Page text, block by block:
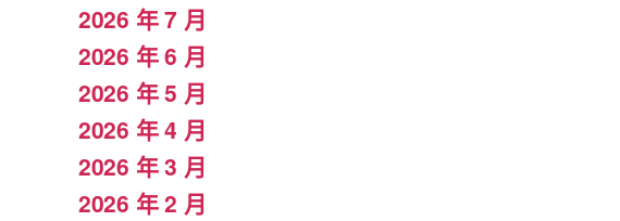
2026 年 7 月
2026 年 6 月
2026 年 5 月
2026 年 4 月
2026 年 3 月
2026 年 2 月